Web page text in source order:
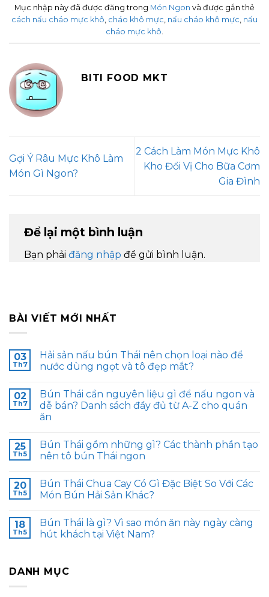
Mục nhập này đã được đăng trong Món Ngon và được gắn thẻ
cách nấu cháo mực khô, cháo khô mực, nấu cháo khô mực, nấu
cháo mực khô.
BITI FOOD MKT
Gợi Ý Râu Mực Khô Làm
Món Gì Ngon?
2 Cách Làm Món Mực Khô
Kho Đổi Vị Cho Bữa Cơm
Gia Đình
Để lại một bình luận
Bạn phải đăng nhập để gửi bình luận.
BÀI VIẾT MỚI NHẤT
03
Th7
Hải sản nấu bún Thái nên chọn loại nào để
nước dùng ngọt và tô đẹp mắt?
02
Th7
Bún Thái cần nguyên liệu gì để nấu ngon và
dễ bán? Danh sách đầy đủ từ A-Z cho quán
ăn
25
Th5
Bún Thái gồm những gì? Các thành phần tạo
nên tô bún Thái ngon
20
Th5
Bún Thái Chua Cay Có Gì Đặc Biệt So Với Các
Món Bún Hải Sản Khác?
18
Th5
Bún Thái là gì? Vì sao món ăn này ngày càng
hút khách tại Việt Nam?
DANH MỤC